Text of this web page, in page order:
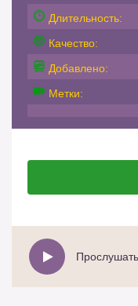
Длительность:
Качество:
Добавлено:
Метки: